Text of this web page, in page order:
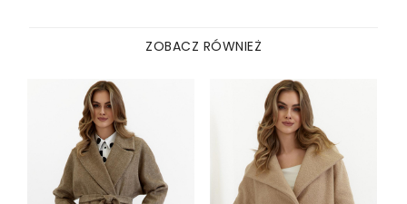
ZOBACZ RÓWNIEŻ